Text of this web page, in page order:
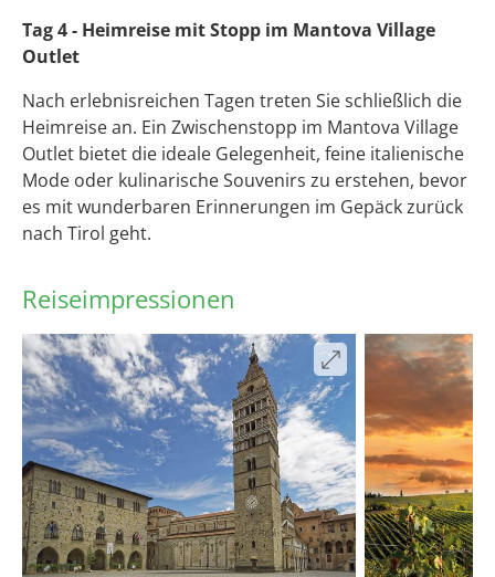
Tag 4 - Heimreise mit Stopp im Mantova Village
Outlet
Nach erlebnisreichen Tagen treten Sie schließlich die
Heimreise an. Ein Zwischenstopp im Mantova Village
Outlet bietet die ideale Gelegenheit, feine italienische
Mode oder kulinarische Souvenirs zu erstehen, bevor
es mit wunderbaren Erinnerungen im Gepäck zurück
nach Tirol geht.
Reiseimpressionen
open_in_full